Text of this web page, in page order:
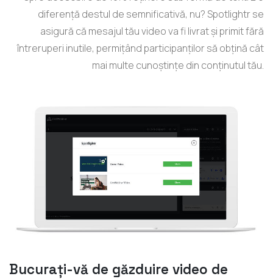
diferență destul de semnificativă, nu? Spotlightr se
asigură că mesajul tău video va fi livrat și primit fără
întreruperi inutile, permițând participanților să obțină cât
mai multe cunoștințe din conținutul tău.
Bucurați-vă de găzduire video de